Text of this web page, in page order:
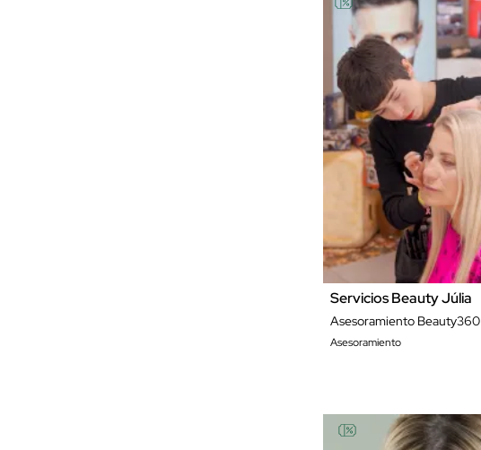
Servicios Beauty Júlia
Asesoramiento Beauty360
Asesoramiento